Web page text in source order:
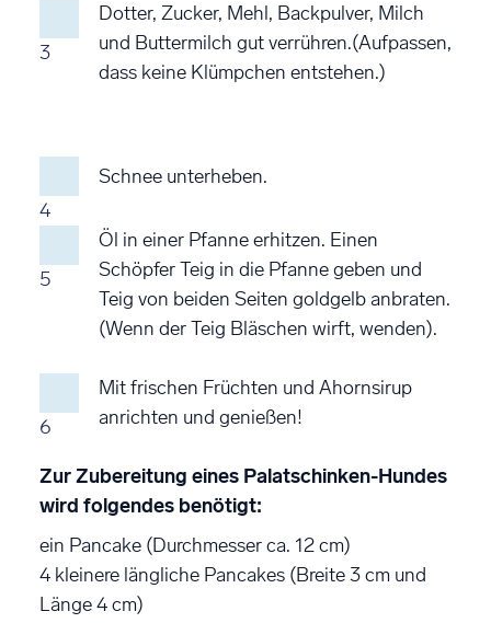
3
Dotter, Zucker, Mehl, Backpulver, Milch
und Buttermilch gut verrühren.(Aufpassen,
dass keine Klümpchen entstehen.)
4
Schnee unterheben.
5
Öl in einer Pfanne erhitzen. Einen
Schöpfer Teig in die Pfanne geben und
Teig von beiden Seiten goldgelb anbraten.
(Wenn der Teig Bläschen wirft, wenden).
6
Mit frischen Früchten und Ahornsirup
anrichten und genießen!
Zur Zubereitung eines Palatschinken-Hundes
wird folgendes benötigt:
ein Pancake (Durchmesser ca. 12 cm)
4 kleinere längliche Pancakes (Breite 3 cm und
Länge 4 cm)